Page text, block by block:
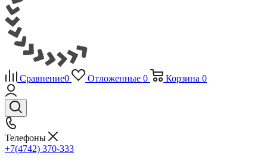
Сравнение0 Отложенные 0 Корзина 0
Телефоны
+7(4742) 370-333